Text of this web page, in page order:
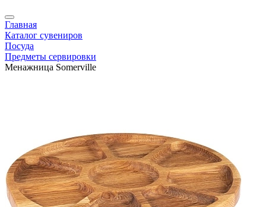
Главная
Каталог сувениров
Посуда
Предметы сервировки
Менажница Somerville